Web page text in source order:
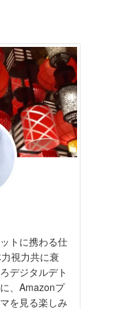
トに携わる仕
視力共に衰
デジタルデト
、Amazonプ
を見る楽しみ